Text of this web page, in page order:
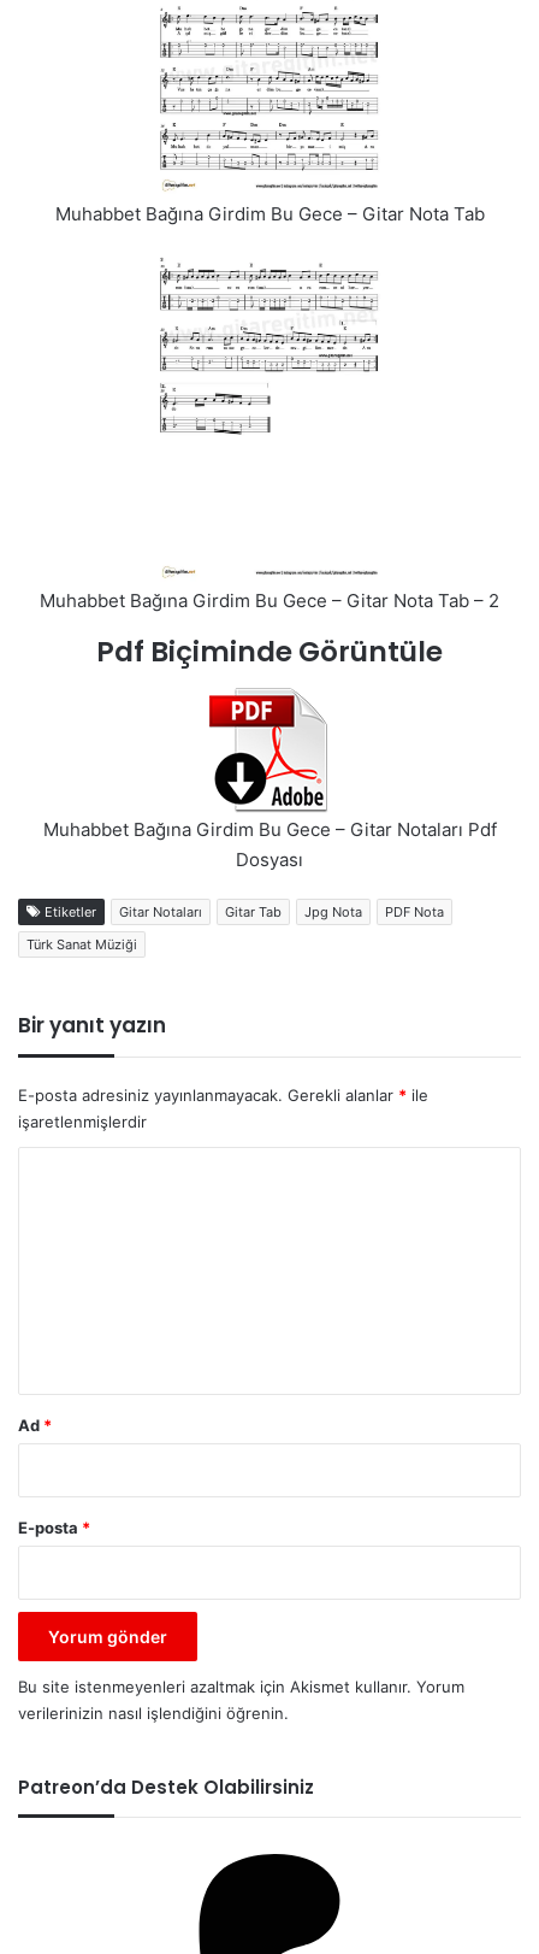
Muhabbet Bağına Girdim Bu Gece – Gitar Nota Tab
Muhabbet Bağına Girdim Bu Gece – Gitar Nota Tab – 2
Pdf Biçiminde Görüntüle
Muhabbet Bağına Girdim Bu Gece – Gitar Notaları Pdf
Dosyası
Etiketler Gitar Notaları Gitar Tab Jpg Nota
PDF Nota
Türk Sanat Müziği
Bir yanıt yazın
E-posta adresiniz yayınlanmayacak. Gerekli alanlar * ile
işaretlenmişlerdir
Ad *
E-posta *
Bu site istenmeyenleri azaltmak için Akismet kullanır. Yorum
verilerinizin nasıl işlendiğini öğrenin.
Patreon’da Destek Olabilirsiniz